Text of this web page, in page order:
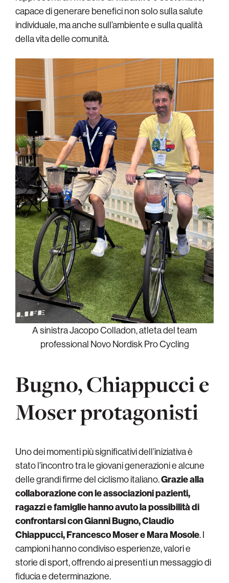
capace di generare benefici non solo sulla salute
individuale, ma anche sull’ambiente e sulla qualità
della vita delle comunità.
A sinistra Jacopo Colladon, atleta del team
professional Novo Nordisk Pro Cycling
Bugno, Chiappucci e
Moser protagonisti
Uno dei momenti più significativi dell’iniziativa è
stato l’incontro tra le giovani generazioni e alcune
delle grandi firme del ciclismo italiano.Grazie alla
collaborazione con le associazioni pazienti,
ragazzi e famiglie hanno avuto la possibilità di
confrontarsi con Gianni Bugno, Claudio
Chiappucci, Francesco Moser e Mara Mosole. I
campioni hanno condiviso esperienze, valori e
storie di sport, offrendo ai presenti un messaggio di
fiducia e determinazione.